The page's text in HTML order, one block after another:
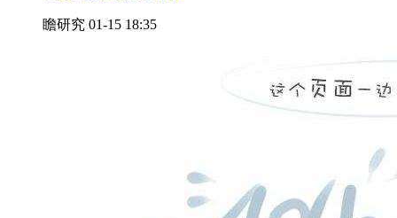
瞻研究 01-15 18:35